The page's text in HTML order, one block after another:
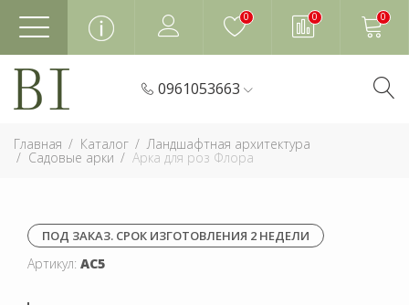
0 0 0
0961053663
Главная Каталог Ландшафтная архитектура
Садовые арки Арка для роз Флора
ПОД ЗАКАЗ. СРОК ИЗГОТОВЛЕНИЯ 2 НЕДЕЛИ
Артикул: АС5